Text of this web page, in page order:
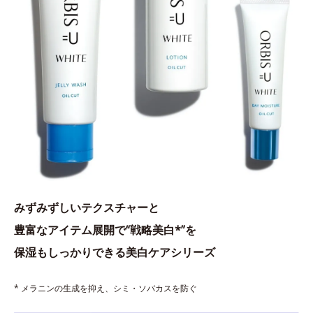
みずみずしいテクスチャーと
豊富なアイテム展開で“戦略美白*”を
保湿もしっかりできる美白ケアシリーズ
* メラニンの生成を抑え、シミ・ソバカスを防ぐ